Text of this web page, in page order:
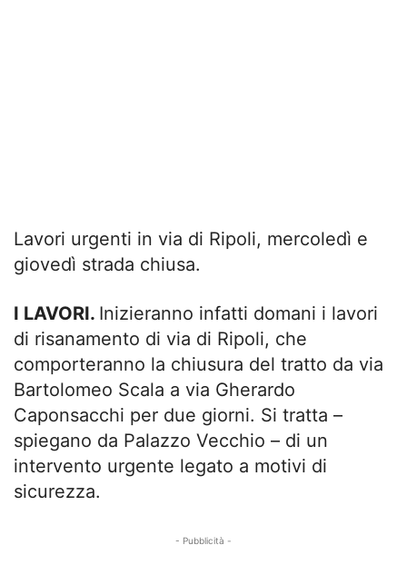
Lavori urgenti in via di Ripoli, mercoledì e
giovedì strada chiusa.
I LAVORI. Inizieranno infatti domani i lavori
di risanamento di via di Ripoli, che
comporteranno la chiusura del tratto da via
Bartolomeo Scala a via Gherardo
Caponsacchi per due giorni. Si tratta –
spiegano da Palazzo Vecchio – di un
intervento urgente legato a motivi di
sicurezza.
- Pubblicità -